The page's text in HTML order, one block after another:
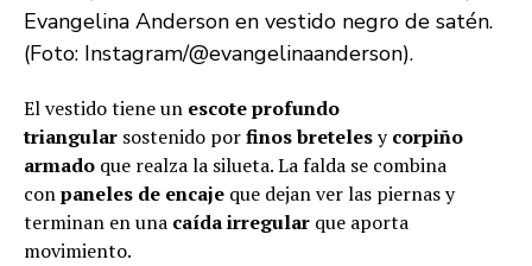
Evangelina Anderson en vestido negro de satén.
(Foto: Instagram/@evangelinaanderson).
El vestido tiene un escote profundo
triangular sostenido porfinos bretelesycorpiño
armado que realza la silueta. La falda se combina
conpaneles de encaje que dejan ver las piernas y
terminan en una caída irregular que aporta
movimiento.